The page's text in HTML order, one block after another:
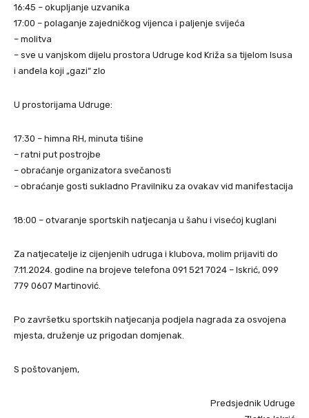
16:45 – okupljanje uzvanika
17:00 – polaganje zajedničkog vijenca i paljenje svijeća
– molitva
– sve u vanjskom dijelu prostora Udruge kod Križa sa tijelom Isusa
i anđela koji „gazi“ zlo
U prostorijama Udruge:
17:30 – himna RH, minuta tišine
– ratni put postrojbe
– obraćanje organizatora svečanosti
– obraćanje gosti sukladno Pravilniku za ovakav vid manifestacija
18:00 – otvaranje sportskih natjecanja u šahu i visećoj kuglani
Za natjecatelje iz cijenjenih udruga i klubova, molim prijaviti do
7.11.2024. godine na brojeve telefona 091 521 7024 – Iskrić, 099
779 0607 Martinović.
Po završetku sportskih natjecanja podjela nagrada za osvojena
mjesta, druženje uz prigodan domjenak.
S poštovanjem,
Predsjednik Udruge